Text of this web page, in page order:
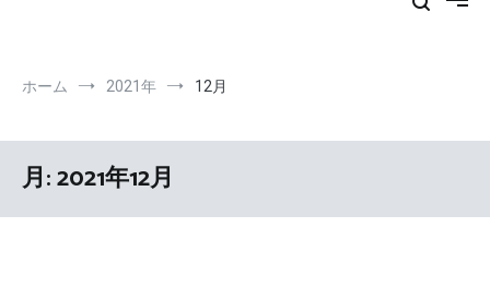
ホーム 2021年 12月
月:2021年12月